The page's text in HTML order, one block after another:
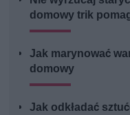
domowy trik
Jak marynować
domowy
Jak odkładać